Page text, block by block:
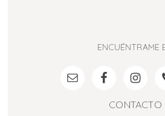
ENCUÉNTRAME
CONTACTO